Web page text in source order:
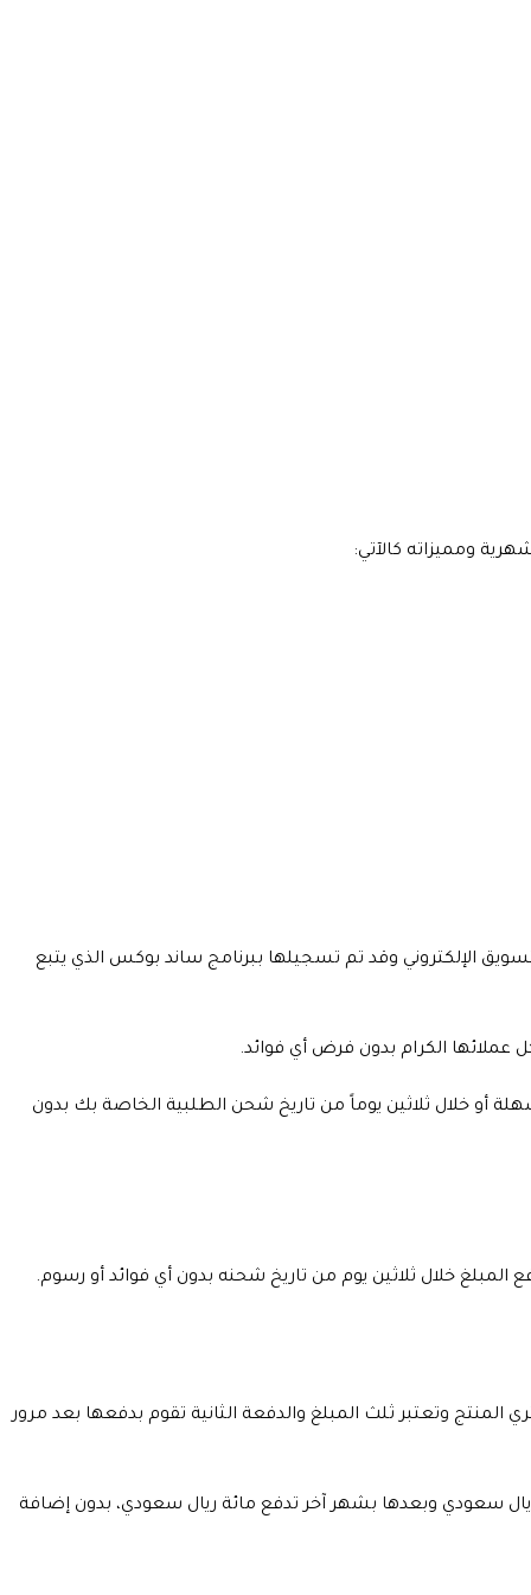
الإلكتروني وقد تم تسجيلها ببرنامج ساند بوكس الذي يتبع
عملائها الكرام بدون فرض أي فوائد.
أو خلال ثلاثين يوماً من تاريخ شحن الطلبية الخاصة بك بدون
خلال ثلاثين يوم من تاريخ شحنه بدون أي فوائد أو رسوم.
وتعتبر ثلث المبلغ والدفعة الثانية تقوم بدفعها بعد مرور
سعودي وبعدها بشهر آخر تدفع مائة ريال سعودي، بدون إضافة